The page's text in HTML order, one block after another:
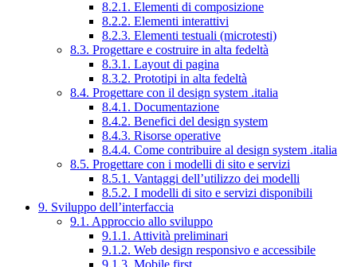
8.2.1. Elementi di composizione
8.2.2. Elementi interattivi
8.2.3. Elementi testuali (microtesti)
8.3. Progettare e costruire in alta fedeltà
8.3.1. Layout di pagina
8.3.2. Prototipi in alta fedeltà
8.4. Progettare con il design system .italia
8.4.1. Documentazione
8.4.2. Benefici del design system
8.4.3. Risorse operative
8.4.4. Come contribuire al design system .italia
8.5. Progettare con i modelli di sito e servizi
8.5.1. Vantaggi dell’utilizzo dei modelli
8.5.2. I modelli di sito e servizi disponibili
9. Sviluppo dell’interfaccia
9.1. Approccio allo sviluppo
9.1.1. Attività preliminari
9.1.2. Web design responsivo e accessibile
9.1.3. Mobile first